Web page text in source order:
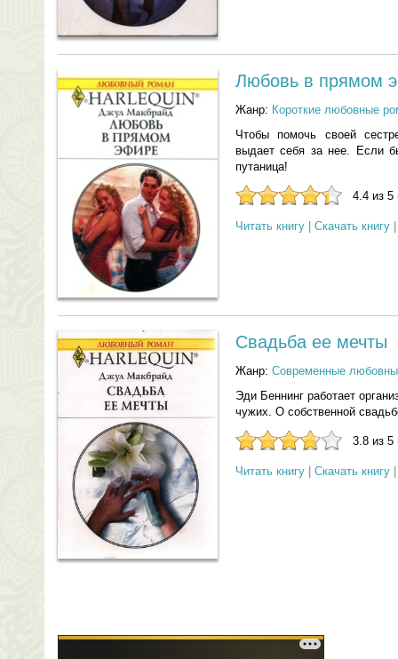
Любовь в прямом
Жанр: Короткие любовные
Чтобы помочь своей
выдает себя за нее. Если
путаница!
4.4 из 5
Читать книгу Скачать книгу
Свадьба ее мечты
Жанр: Современные
Эди Беннинг работает
чужих. О собственной
3.8 из 5
Читать книгу Скачать книгу